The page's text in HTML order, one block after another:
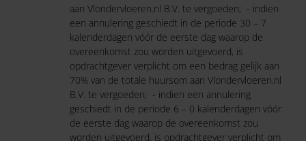
aan Vlondervloeren.nl B.V. te vergoeden; - indien
een annulering geschiedt in de periode 30 – 7
kalenderdagen vóór de eerste dag waarop de
overeenkomst zou worden uitgevoerd, is
opdrachtgever verplicht om een bedrag gelijk aan
70% van de totale huursom aan Vlondervloeren.nl
B.V. te vergoeden; - indien een annulering
geschiedt in de periode 6 – 0 kalenderdagen vóór
de eerste dag waarop de overeenkomst zou
worden uitgevoerd, is opdrachtgever verplicht om